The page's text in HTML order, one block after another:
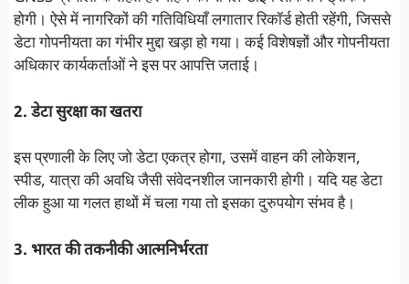
होगी। ऐसे में नागरिकों की गतिविधियाँ लगातार रिकॉर्ड होती रहेंगी, जिससे
डेटा गोपनीयता का गंभीर मुद्दा खड़ा हो गया। कई विशेषज्ञों और गोपनीयता
अधिकार कार्यकर्ताओं ने इस पर आपत्ति जताई।
2. डेटा सुरक्षा का खतरा
इस प्रणाली के लिए जो डेटा एकत्र होगा, उसमें वाहन की लोकेशन,
स्पीड, यात्रा की अवधि जैसी संवेदनशील जानकारी होगी। यदि यह डेटा
लीक हुआ या गलत हाथों में चला गया तो इसका दुरुपयोग संभव है।
3. भारत की तकनीकी आत्मनिर्भरता